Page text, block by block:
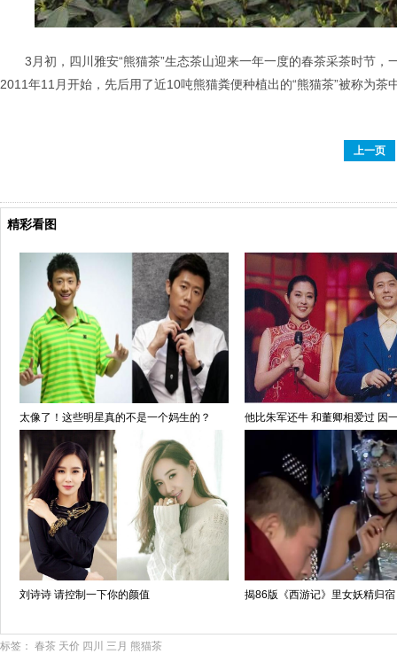
3月初，四川雅安“熊猫茶”生态茶山迎来一年一度的春茶采茶时节
2011年11月开始，先后用了近10吨熊猫粪便种植出的“熊猫茶”被称为茶
上一页
精彩看图
太像了！这些明星真的不是一个妈生的？ 他比朱军还牛 和董卿相爱过 因
刘诗诗 请控制一下你的颜值 揭86版《西游记》里女妖精归
标签： 春茶 天价 四川 三月 熊猫茶